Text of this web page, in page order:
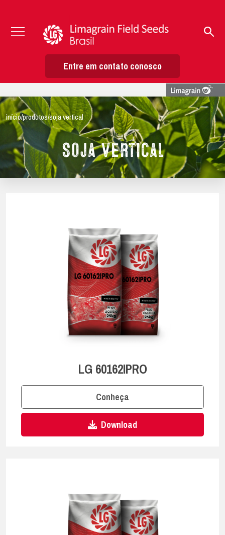
Entre em contato conosco
início/produtos/soja vertical
Soja Vertical
LG 60162IPRO
Conheça
Download